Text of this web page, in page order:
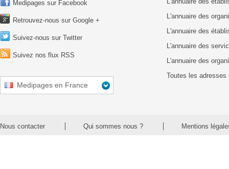
Medipages sur Facebook
Retrouvez-nous sur Google +
Suivez-nous sur Twitter
Suivez nos flux RSS
Medipages en France
L'annuaire des
L'annuaire des
L'annuaire des
L'annuaire des
Toutes les adresses
Nous contacter Qui sommes nous ? Mentions